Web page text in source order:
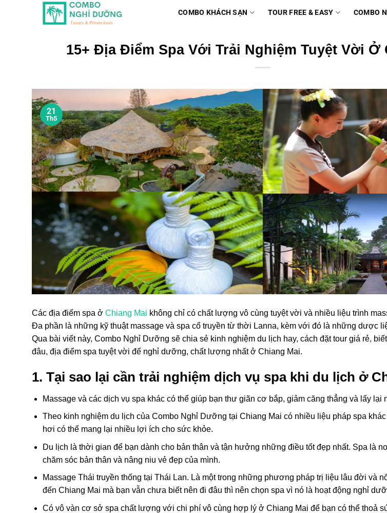
COMBO KHÁCH SẠN TOUR FREE & EASY COMBO
15+ Địa Điểm Spa Với Trải Nghiệm Tuyệt Vời Ở
21
Th5
Các địa điểm spa ở Chiang Mai không chỉ có chất lượng vô cùng tuyệt vời và nhiều liệu trình
Đa phần là những kỹ thuật massage và spa cổ truyền từ thời Lanna, kèm với đó là những dược
Qua bài viết này, Combo Nghỉ Dưỡng sẽ chia sẻ kinh nghiệm du lịch hay, cách đặt tour giá rẻ,
đâu, địa điểm spa tuyệt vời để nghỉ dưỡng, chất lượng nhất ở Chiang Mai.
1. Tại sao lại cần trải nghiệm dịch vụ spa khi du lịch ở
Massage và các dịch vụ spa khác có thể giúp bạn thư giãn cơ bắp, giảm căng thẳng và lấy lại
Theo kinh nghiệm du lịch của Combo Nghỉ Dưỡng tại Chiang Mai có nhiều liệu pháp spa
hơi có thể mang lại nhiều lợi ích cho sức khỏe.
Du lịch là thời gian để bạn dành cho bản thân và tận hưởng những điều tốt đẹp nhất. Spa là
chăm sóc bản thân và nâng niu vẻ đẹp của mình.
Massage Thái truyền thống tại Thái Lan. Là một trong những phương pháp trị liệu lâu đời và
đến Chiang Mai mà bạn vẫn chưa biết nên đi đâu thì nên chọn spa vì nó là hoạt động nghỉ
Có vô vàn cơ sở spa chất lượng với chi phí vô cùng hợp lý ở Chiang Mai để bạn có thể thoả